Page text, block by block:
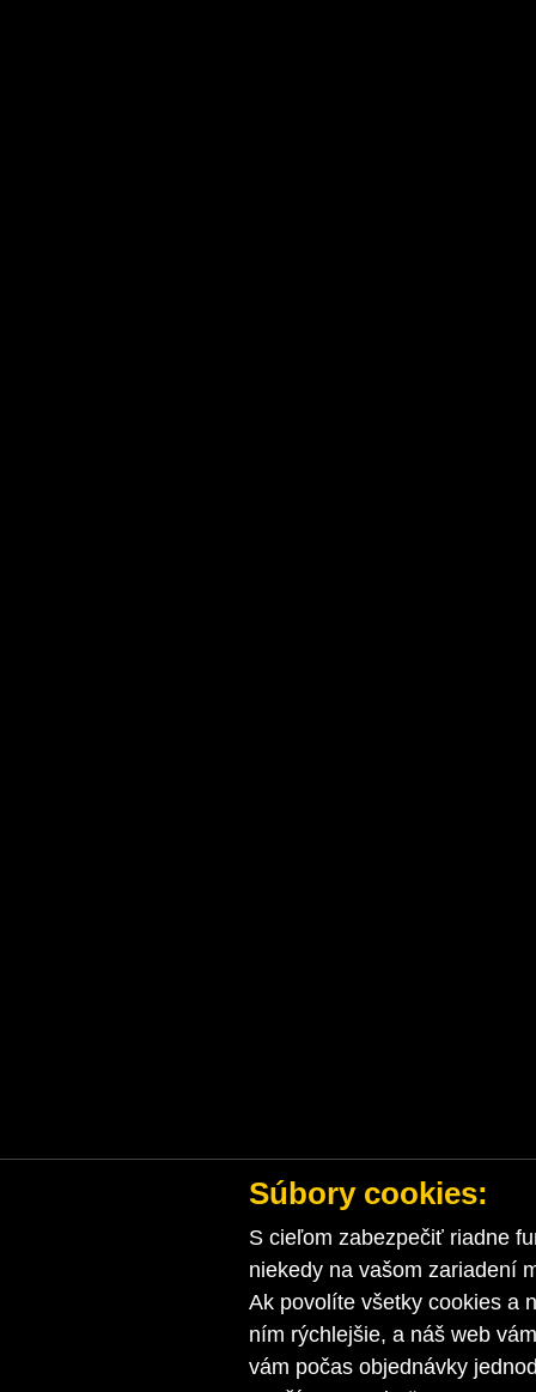
Súbory cookies:
S cieľom zabezpečiť riadne
niekedy na vašom zariadení
Ak povolíte všetky cookies a
ním rýchlejšie, a náš web
vám počas objednávky